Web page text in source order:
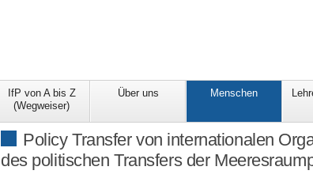
IfP von A bis Z
(Wegweiser)
Über uns Menschen
Policy Transfer von internationalen
des politischen Transfers der